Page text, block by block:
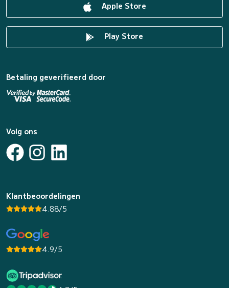
Apple Store
Play Store
Betaling geverifieerd door
Volg ons
Klantbeoordelingen
4.88/5
4.9/5